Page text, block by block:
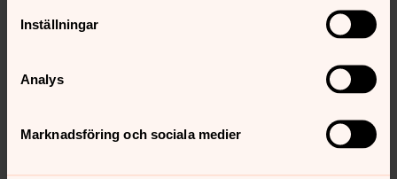
Inställningar
Analys
Marknadsföring och sociala medier
Synpunkter eller frågor på sidans
innehåll?